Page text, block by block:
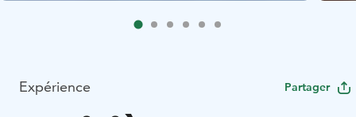
Expérience Partager